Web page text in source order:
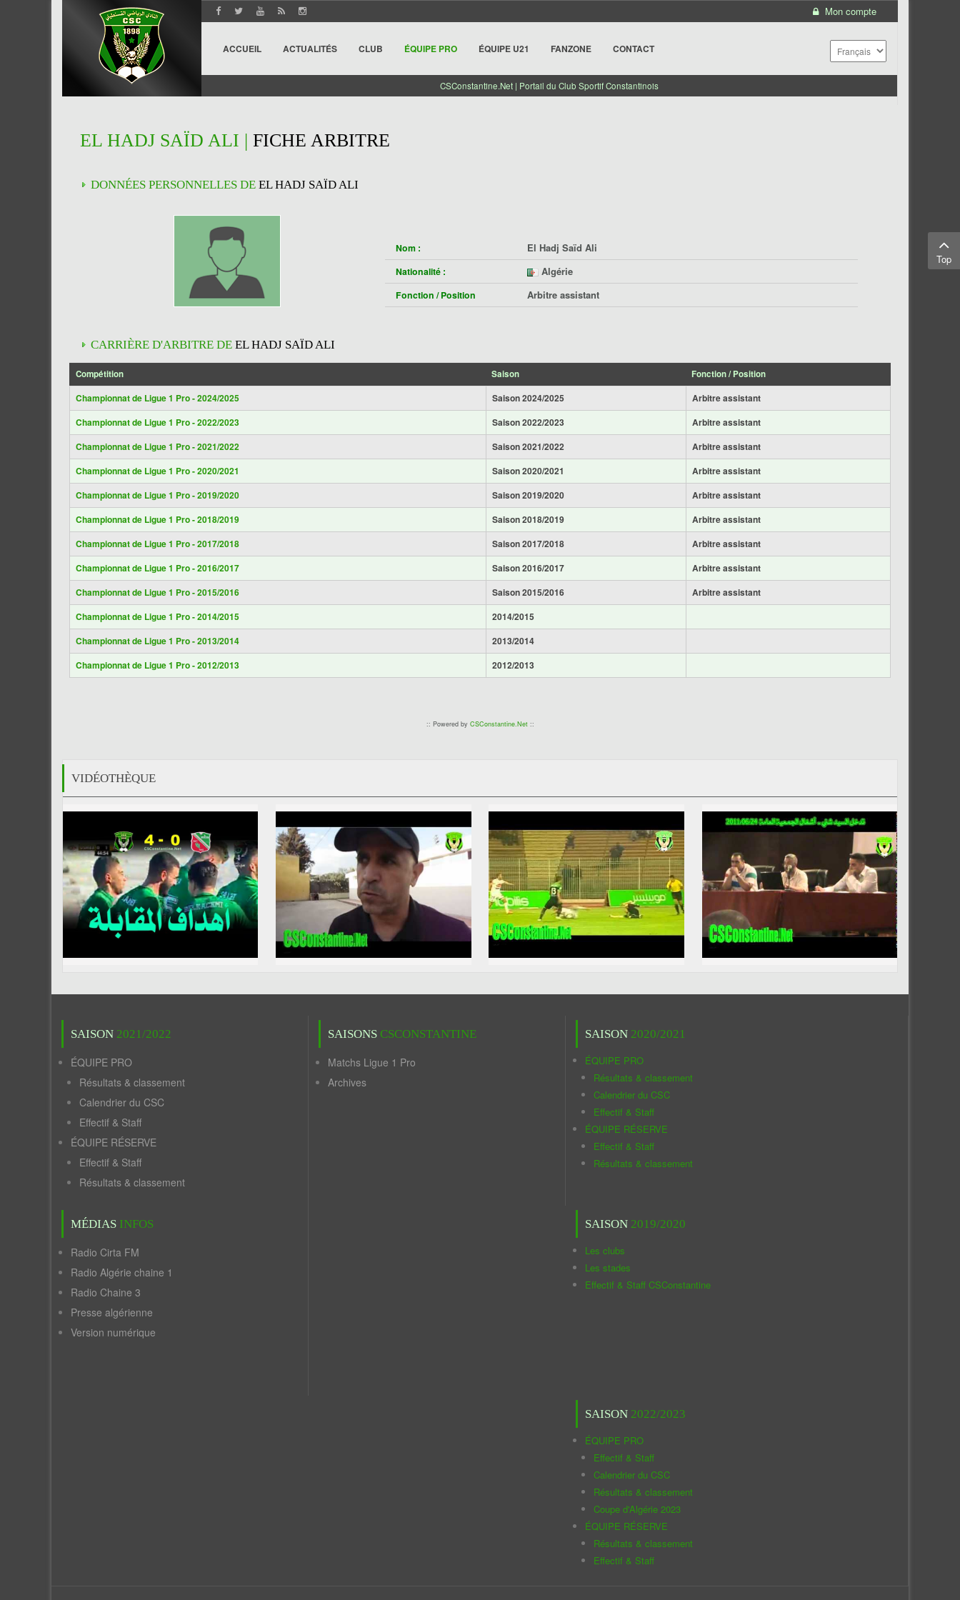
Mon compte
ACCUEIL ACTUALITÉS CLUB ÉQUIPE PRO ÉQUIPE U21 FANZONE CONTACT
CSConstantine.Net | Portail du Club Sportif Constantinois
EL HADJ SAÏD ALI | FICHE ARBITRE
DONNÉES PERSONNELLES DE EL HADJ SAÏD ALI
Nom : El Hadj Saïd Ali
Nationalité : Algérie
Fonction / Position Arbitre assistant
CARRIÈRE D'ARBITRE DE EL HADJ SAÏD ALI
Compétition Saison Fonction / Position
Championnat de Ligue 1 Pro - 2024/2025 Saison 2024/2025
Arbitre assistant
Championnat de Ligue 1 Pro - 2022/2023
Saison 2022/2023
Arbitre assistant
Championnat de Ligue 1 Pro - 2021/2022
Saison 2021/2022
Arbitre assistant
Championnat de Ligue 1 Pro - 2020/2021
Saison 2020/2021
Arbitre assistant
Championnat de Ligue 1 Pro - 2019/2020
Saison 2019/2020
Arbitre assistant
Championnat de Ligue 1 Pro - 2018/2019
Saison 2018/2019
Arbitre assistant
Championnat de Ligue 1 Pro - 2017/2018
Saison 2017/2018
Arbitre assistant
Championnat de Ligue 1 Pro - 2016/2017
Saison 2016/2017
Arbitre assistant
Championnat de Ligue 1 Pro - 2015/2016
Saison 2015/2016
Arbitre assistant
Championnat de Ligue 1 Pro - 2014/2015
2014/2015
Championnat de Ligue 1 Pro - 2013/2014
2013/2014
Championnat de Ligue 1 Pro - 2012/2013
2012/2013
:: Powered by CSConstantine.Net::
VIDÉOTHÈQUE
SAISON 2021/2022
ÉQUIPE PRO
Résultats & classement
Calendrier du CSC
Effectif & Staff
ÉQUIPE RÉSERVE
Effectif & Staff
Résultats & classement
MÉDIAS INFOS
Radio Cirta FM
Radio Algérie chaine 1
Radio Chaine 3
Presse algérienne
Version numérique
SAISONS CSCONSTANTINE
Matchs Ligue 1 Pro
Archives
SAISON 2020/2021
ÉQUIPE PRO
Résultats & classement
Calendrier du CSC
Effectif & Staff
ÉQUIPE RÉSERVE
Effectif & Staff
Résultats & classement
SAISON 2019/2020
Les clubs
Les stades
Effectif & Staff CSConstantine
SAISON 2022/2023
ÉQUIPE PRO
Effectif & Staff
Calendrier du CSC
Résultats & classement
Coupe d'Algérie 2023
ÉQUIPE RÉSERVE
Résultats & classement
Effectif & Staff
Top